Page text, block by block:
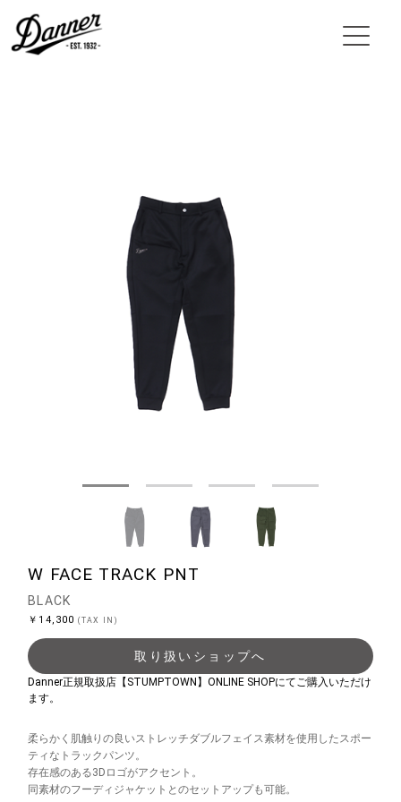
W FACE TRACK PNT
BLACK
￥14,300(TAX IN)
取り扱いショップへ
Danner正規取扱店【STUMPTOWN】ONLINE SHOPにてご購入いただけ
ます。
柔らかく肌触りの良いストレッチダブルフェイス素材を使用したスポー
ティなトラックパンツ。
存在感のある3Dロゴがアクセント。
同素材のフーディジャケットとのセットアップも可能。